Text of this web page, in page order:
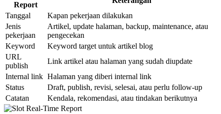
Report
Tanggal
Kapan pekerjaan dilakukan
Jenis
pekerjaan
Artikel, update halaman, backup, maintenance, atau
pengecekan
Keyword
Keyword target untuk artikel blog
URL
publish
Link artikel atau halaman yang sudah diupdate
Internal link Halaman yang diberi internal link
Status
Draft, publish, revisi, selesai, atau perlu follow-up
Catatan
Kendala, rekomendasi, atau tindakan berikutnya